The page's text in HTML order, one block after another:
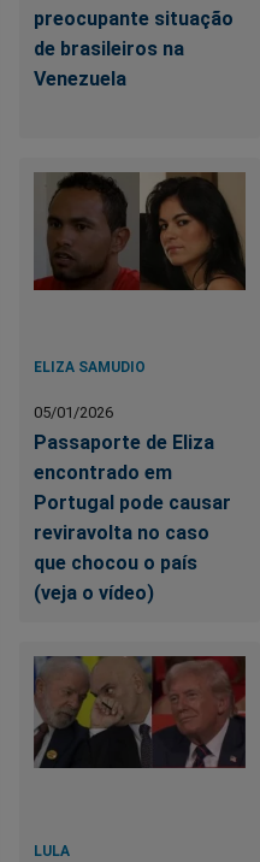
preocupante situação
de brasileiros na
Venezuela
ELIZA SAMUDIO
05/01/2026
Passaporte de Eliza
encontrado em
Portugal pode causar
reviravolta no caso
que chocou o país
(veja o vídeo)
LULA